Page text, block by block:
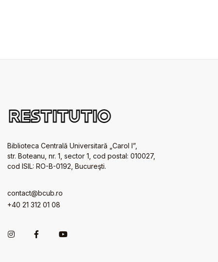
Biblioteca Centrală Universitară „Carol I”,
str. Boteanu, nr. 1, sector 1, cod postal: 010027,
cod ISIL: RO-B-0192, Bucureşti.
contact@bcub.ro
+40 21 312 01 08